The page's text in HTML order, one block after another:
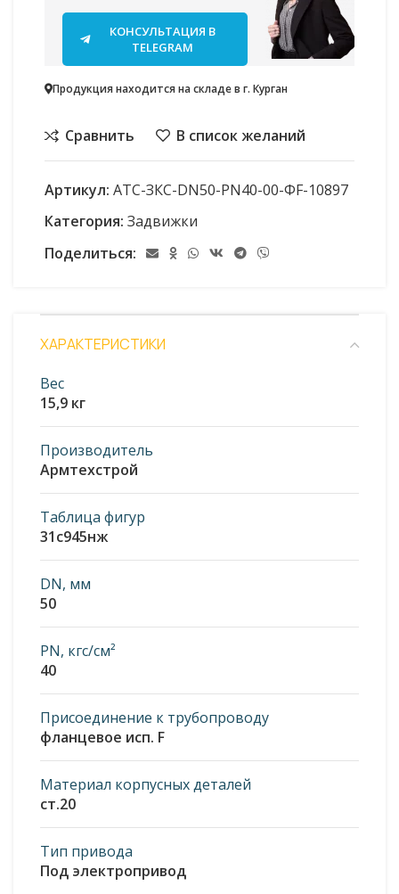
КОНСУЛЬТАЦИЯ В
TELEGRAM
Продукция находится на складе в г. Курган
Сравнить В список желаний
Артикул: АТС-ЗКС-DN50-PN40-00-ФF-10897
Категория: Задвижки
Поделиться:
ХАРАКТЕРИСТИКИ
Вес
15,9 кг
Производитель
Армтехстрой
Таблица фигур
31с945нж
DN, мм
50
PN, кгс/см²
40
Присоединение к трубопроводу
фланцевое исп. F
Материал корпусных деталей
ст.20
Тип привода
Под электропривод